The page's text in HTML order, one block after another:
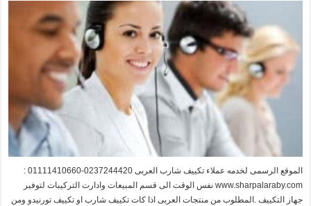
الموقع الرسمى لخدمه عملاء تكييف شارب العربى 0237244420-01111410660 :
www.sharpalaraby.com نفس الوقت الى قسم المبيعات وادارت التركيبات لتوفير
جهاز التكييف .المطلوب من منتجات العربى اذا كات تكييف شارب او تكييف تورنيدو ومن